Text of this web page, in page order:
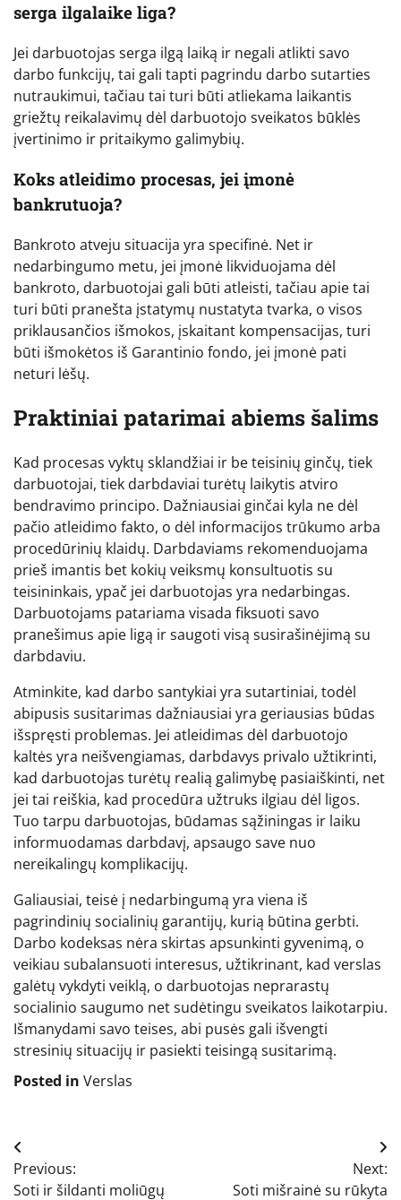
serga ilgalaike liga?
Jei darbuotojas serga ilgą laiką ir negali atlikti savo
darbo funkcijų, tai gali tapti pagrindu darbo sutarties
nutraukimui, tačiau tai turi būti atliekama laikantis
griežtų reikalavimų dėl darbuotojo sveikatos būklės
įvertinimo ir pritaikymo galimybių.
Koks atleidimo procesas, jei įmonė
bankrutuoja?
Bankroto atveju situacija yra specifinė. Net ir
nedarbingumo metu, jei įmonė likviduojama dėl
bankroto, darbuotojai gali būti atleisti, tačiau apie tai
turi būti pranešta įstatymų nustatyta tvarka, o visos
priklausančios išmokos, įskaitant kompensacijas, turi
būti išmokėtos iš Garantinio fondo, jei įmonė pati
neturi lėšų.
Praktiniai patarimai abiems šalims
Kad procesas vyktų sklandžiai ir be teisinių ginčų, tiek
darbuotojai, tiek darbdaviai turėtų laikytis atviro
bendravimo principo. Dažniausiai ginčai kyla ne dėl
pačio atleidimo fakto, o dėl informacijos trūkumo arba
procedūrinių klaidų. Darbdaviams rekomenduojama
prieš imantis bet kokių veiksmų konsultuotis su
teisininkais, ypač jei darbuotojas yra nedarbingas.
Darbuotojams patariama visada fiksuoti savo
pranešimus apie ligą ir saugoti visą susirašinėjimą su
darbdaviu.
Atminkite, kad darbo santykiai yra sutartiniai, todėl
abipusis susitarimas dažniausiai yra geriausias būdas
išspręsti problemas. Jei atleidimas dėl darbuotojo
kaltės yra neišvengiamas, darbdavys privalo užtikrinti,
kad darbuotojas turėtų realią galimybę pasiaiškinti, net
jei tai reiškia, kad procedūra užtruks ilgiau dėl ligos.
Tuo tarpu darbuotojas, būdamas sąžiningas ir laiku
informuodamas darbdavį, apsaugo save nuo
nereikalingų komplikacijų.
Galiausiai, teisė į nedarbingumą yra viena iš
pagrindinių socialinių garantijų, kurią būtina gerbti.
Darbo kodeksas nėra skirtas apsunkinti gyvenimą, o
veikiau subalansuoti interesus, užtikrinant, kad verslas
galėtų vykdyti veiklą, o darbuotojas neprarastų
socialinio saugumo net sudėtingu sveikatos laikotarpiu.
Išmanydami savo teises, abi pusės gali išvengti
stresinių situacijų ir pasiekti teisingą susitarimą.
Posted in Verslas
Navigacija
tarp
Previous:
Soti ir šildanti moliūgų
Next:
Soti mišrainė su rūkyta